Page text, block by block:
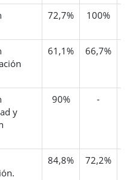
72,7% 100%
61,1% 66,7%
y
90% -
84,8% 72,2%